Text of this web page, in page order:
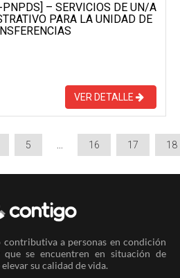
– SERVICIOS DE UN/A
PARA LA UNIDAD DE
VER DETALLE
5 16 17 18
contributiva a personas en condición
que se encuentren en situación de
su calidad de vida.